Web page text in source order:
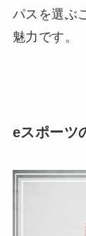
パスを選ぶ
魅力です。
eスポーツ